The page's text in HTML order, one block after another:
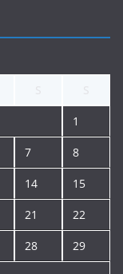
1
7 8
14 15
21 22
28 29